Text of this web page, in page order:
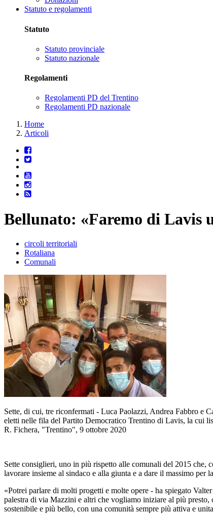
Statuto e regolamenti
Statuto
Statuto provinciale
Statuto nazionale
Regolamenti
Regolamenti PD del Trentino
Regolamenti PD nazionale
Home
Articoli
Bellunato: «Faremo di Lavis
circoli territoriali
Rotaliana
Comunali
Sette, di cui, tre riconfermati - Luca Paolazzi, Andrea Fabbro e
eletti nelle fila del Partito Democratico Trentino di Lavis, la cui
R. Fichera, "Trentino", 9 ottobre 2020
Sette consiglieri, uno in più rispetto alle comunali del 2015 che,
lavorare insieme al sindaco e alla giunta e a dare il massimo
«Potrei parlare di molti progetti e molte opere - ha spiegato
palestra di via Mazzini e altri che vogliamo iniziare al più
sostenibile e più bello, con una comunità sempre più attiva e